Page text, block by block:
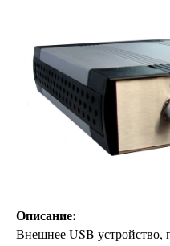
Описание:
Внешнее USB устройство,